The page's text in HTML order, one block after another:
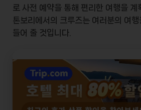
로 사전 예약을 통해 편리한 여행을 계
톤보리에서의 크루즈는 여러분의 여행
들어 줄 것입니다.